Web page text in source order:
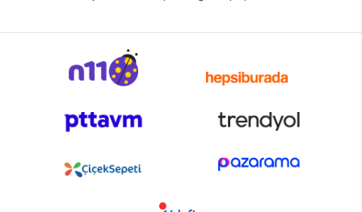
Biberon ve mama kaplarıyla uyumlu modeller
Ev ve seyahat kullanımına uygun seçenekler
Kompakt ve pratik kullanım özellikleri